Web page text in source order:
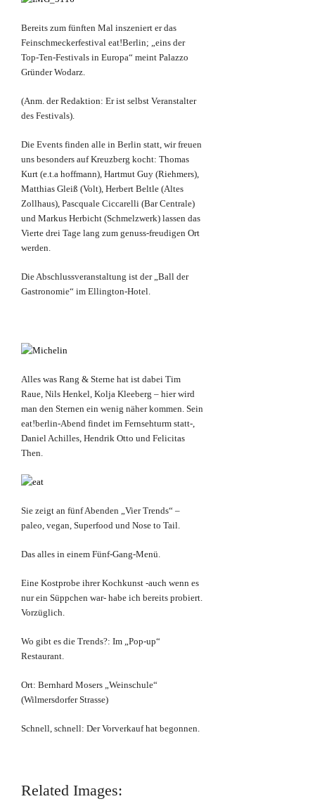
Bereits zum fünften Mal inszeniert er das
Feinschmeckerfestival eat!Berlin; „eins der
Top-Ten-Festivals in Europa“ meint Palazzo
Gründer Wodarz.
(Anm. der Redaktion: Er ist selbst Veranstalter
des Festivals).
Die Events finden alle in Berlin statt, wir freuen
uns besonders auf Kreuzberg kocht: Thomas
Kurt (e.t.a hoffmann), Hartmut Guy (Riehmers),
Matthias Gleiß (Volt), Herbert Beltle (Altes
Zollhaus), Pascquale Ciccarelli (Bar Centrale)
und Markus Herbicht (Schmelzwerk) lassen das
Vierte drei Tage lang zum genuss-freudigen Ort
werden.
Die Abschlussveranstaltung ist der „Ball der
Gastronomie“ im Ellington-Hotel.
Alles was Rang & Sterne hat ist dabei Tim
Raue, Nils Henkel, Kolja Kleeberg – hier wird
man den Sternen ein wenig näher kommen. Sein
eat!berlin-Abend findet im Fernsehturm statt-,
Daniel Achilles, Hendrik Otto und Felicitas
Then.
Sie zeigt an fünf Abenden „Vier Trends“ –
paleo, vegan, Superfood und Nose to Tail.
Das alles in einem Fünf-Gang-Menü.
Eine Kostprobe ihrer Kochkunst -auch wenn es
nur ein Süppchen war- habe ich bereits probiert.
Vorzüglich.
Wo gibt es die Trends?: Im „Pop-up“
Restaurant.
Ort: Bernhard Mosers „Weinschule“
(Wilmersdorfer Strasse)
Schnell, schnell: Der Vorverkauf hat begonnen.
Related Images: